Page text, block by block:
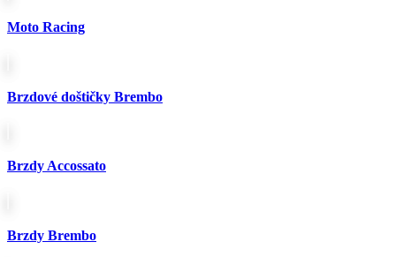
Moto Racing
Brzdové doštičky Brembo
Brzdy Accossato
Brzdy Brembo